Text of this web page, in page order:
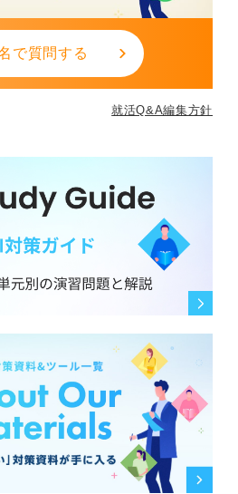
で質問する
就活Q&A編集方針